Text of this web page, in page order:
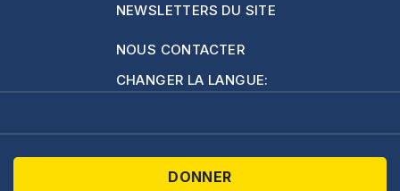
NEWSLETTERS DU SITE
NOUS CONTACTER
CHANGER LA LANGUE:
DONNER